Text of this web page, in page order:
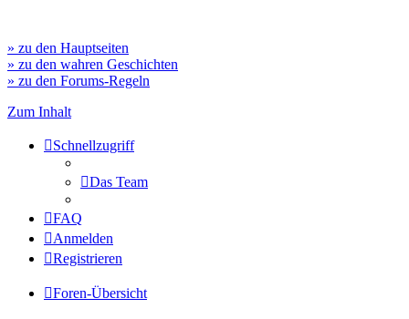
» zu den Hauptseiten
» zu den wahren Geschichten
» zu den Forums-Regeln
Zum Inhalt
Schnellzugriff
Das Team
FAQ
Anmelden
Registrieren
Foren-Übersicht